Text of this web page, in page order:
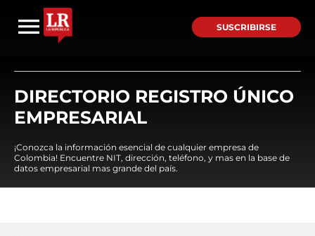
SUSCRIBIRSE
DIRECTORIO REGISTRO ÚNICO
EMPRESARIAL
¡Conozca la información esencial de cualquier empresa de
Colombia! Encuentre NIT, dirección, teléfono, y mas en la base de
datos empresarial mas grande del país.